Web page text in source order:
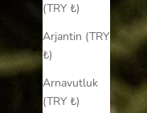
(TRY ₺)
Arjantin (TRY
₺)
Arnavutluk
(TRY ₺)